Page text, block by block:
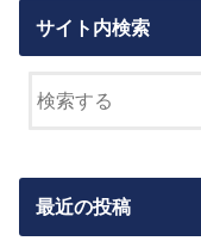
サイト内検索
最近の投稿